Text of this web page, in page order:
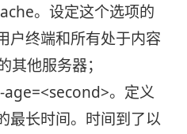
。设定这个选项的
户终端和所有处于内容
其他服务器；
。定义
最长时间。时间到了以